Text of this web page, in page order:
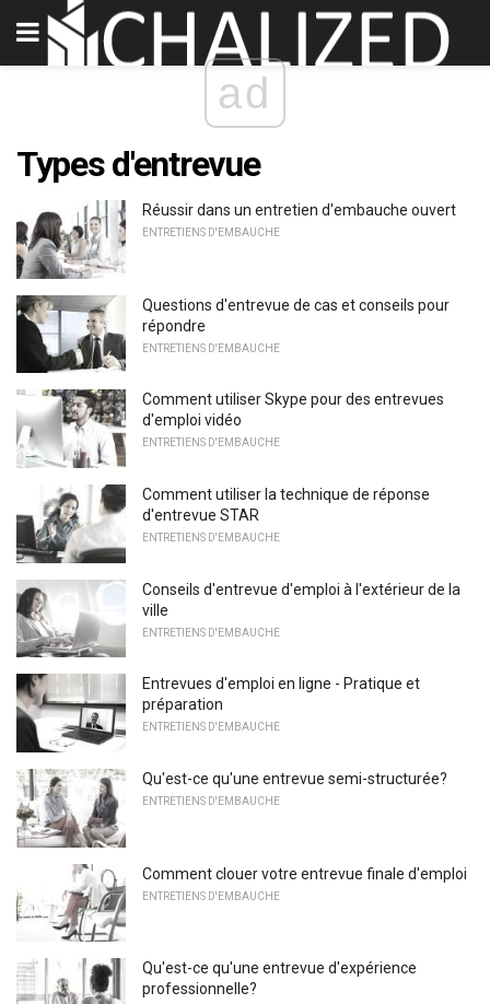
ad
Types d'entrevue
Réussir dans un entretien d'embauche ouvert
ENTRETIENS D'EMBAUCHE
Questions d'entrevue de cas et conseils pour
répondre
ENTRETIENS D'EMBAUCHE
Comment utiliser Skype pour des entrevues
d'emploi vidéo
ENTRETIENS D'EMBAUCHE
Comment utiliser la technique de réponse
d'entrevue STAR
ENTRETIENS D'EMBAUCHE
Conseils d'entrevue d'emploi à l'extérieur de la
ville
ENTRETIENS D'EMBAUCHE
Entrevues d'emploi en ligne - Pratique et
préparation
ENTRETIENS D'EMBAUCHE
Qu'est-ce qu'une entrevue semi-structurée?
ENTRETIENS D'EMBAUCHE
Comment clouer votre entrevue finale d'emploi
ENTRETIENS D'EMBAUCHE
Qu'est-ce qu'une entrevue d'expérience
professionnelle?